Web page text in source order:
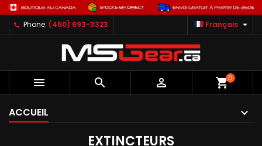
Phone: (450) 693-3323 Français 
   shopping_cart0
ACCUEIL
EXTINCTEURS